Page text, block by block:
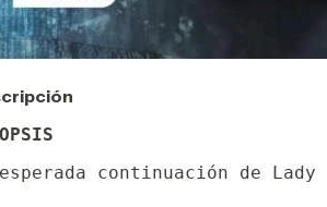
continuación de